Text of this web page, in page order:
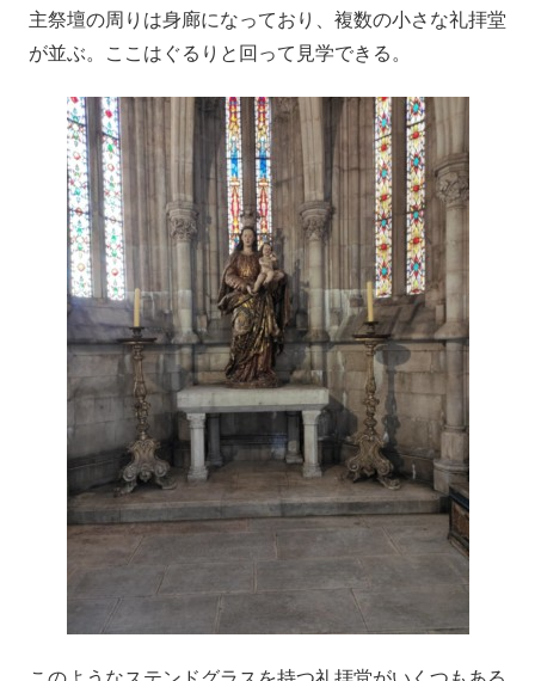
主祭壇の周りは身廊になっており、複数の小さな礼拝堂
が並ぶ。ここはぐるりと回って見学できる。